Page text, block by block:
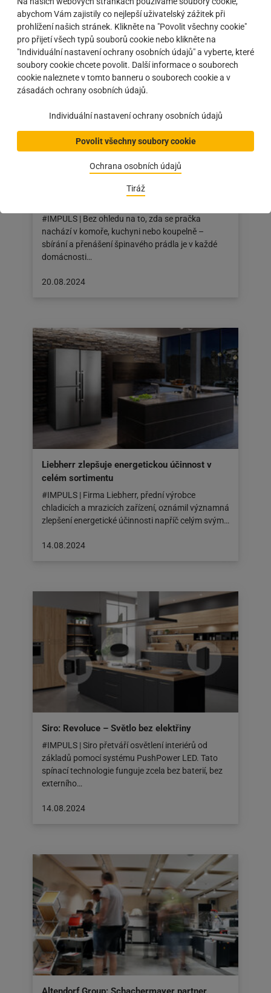
abychom Vám zajistily co nejlepší uživatelský zážitek při
prohlížení našich stránek. Klikněte na "Povolit všechny cookie"
pro přijetí všech typů souborů cookie nebo klikněte na
"Individuální nastavení ochrany osobních údajů" a vyberte, které
soubory cookie chcete povolit. Další informace o souborech
cookie naleznete v tomto banneru o souborech cookie a v
zásadách ochrany osobních údajů.
Individuální nastavení ochrany osobních údajů
Povolit všechny soubory cookie
Ochrana osobních údajů
Tiráž
Článek
byl
zveřejněn
na:
26.08.2024
26.08.2024
#IMPULS | Bez ohledu na to, zda se pračka
nachází v komoře, kuchyni nebo koupelně –
sbírání a přenášení špinavého prádla je v každé
domácnosti…
Článek
20.08.2024
20.08.2024
Liebherr zlepšuje energetickou účinnost v
celém sortimentu
#IMPULS | Firma Liebherr, přední výrobce
chladicích a mrazicích zařízení, oznámil významná
zlepšení energetické účinnosti napříč celým svým…
Článek
14.08.2024
Siro: Revoluce – Světlo bez elektřiny
#IMPULS | Siro přetváří osvětlení interiérů od
základů pomocí systému PushPower LED. Tato
spínací technologie funguje zcela bez baterií, bez
externího…
Článek
14.08.2024
14.08.2024